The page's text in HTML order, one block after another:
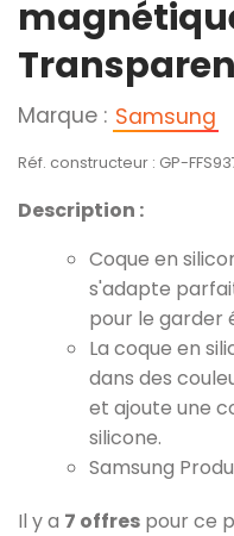
Marque : Samsung
Réf. constructeur : GP-
Description :
Coque en
s'adapte
pour le garder
La coque en
dans des
et ajoute une
silicone.
Samsung
Il y a 7 offres pour ce